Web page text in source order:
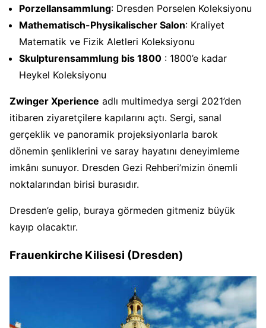
Porzellansammlung: Dresden Porselen Koleksiyonu
Mathematisch-Physikalischer Salon: Kraliyet
Matematik ve Fizik Aletleri Koleksiyonu
Skulpturensammlung bis 1800 : 1800’e kadar
Heykel Koleksiyonu
Zwinger Xperience adlı multimedya sergi 2021’den
itibaren ziyaretçilere kapılarını açtı. Sergi, sanal
gerçeklik ve panoramik projeksiyonlarla barok
dönemin şenliklerini ve saray hayatını deneyimleme
imkânı sunuyor. Dresden Gezi Rehberi’mizin önemli
noktalarından birisi burasıdır.
Dresden’e gelip, buraya görmeden gitmeniz büyük
kayıp olacaktır.
Frauenkirche Kilisesi (Dresden)